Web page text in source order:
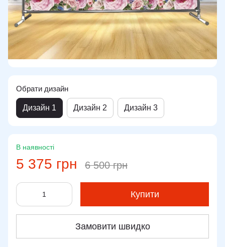
Обрати дизайн
Дизайн 1 Дизайн 2 Дизайн 3
В наявності
5 375 грн 6 500 грн
Купити
Замовити швидко